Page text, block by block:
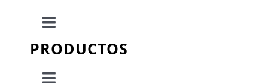
Toggle
Política de privacidad
PRODUCTOS
Toggle